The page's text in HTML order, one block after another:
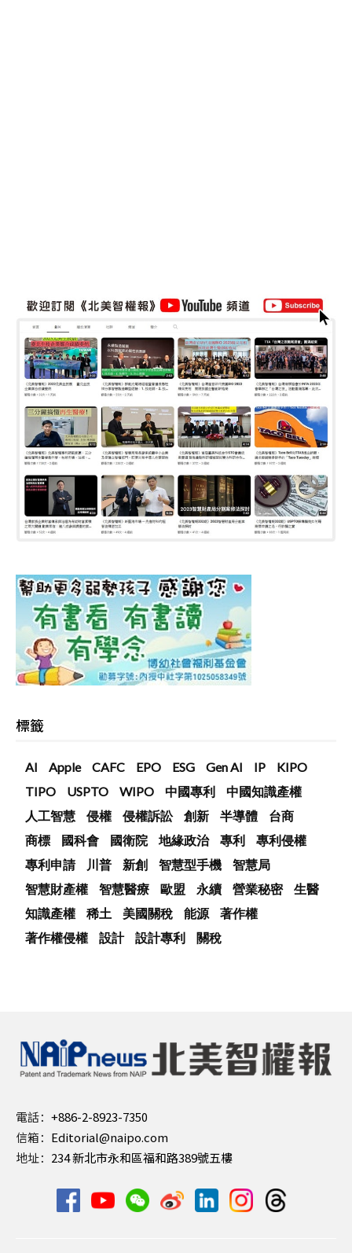
標籤
AI Apple CAFC EPO ESG Gen AI IP
KIPO
TIPO
USPTO WIPO 中國專利
中國知識產權
人工智慧
侵權 侵權訴訟 創新 半導體
台商
商標
國科會 國衛院 地緣政治 專利
專利侵權
專利申請
川普 新創 智慧型手機
智慧局
智慧財產權
智慧醫療 歐盟 永續 營業秘密
生醫
知識產權
稀土 美國關稅 能源
著作權
著作權侵權
設計 設計專利 關稅
電話： +886-2-8923-7350
信箱： Editorial@naipo.com
地址： 234 新北市永和區福和路389號五樓